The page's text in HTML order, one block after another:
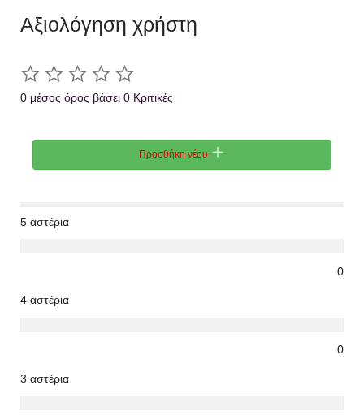
Αξιολόγηση χρήστη
0 μέσος όρος βάσει 0 Κριτικές
Προσθήκη νέου
5 αστέρια
0
4 αστέρια
0
3 αστέρια